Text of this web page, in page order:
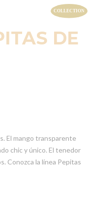
DE
El mango transparente
chic y único. El tenedor
Conozca la línea Pepitas